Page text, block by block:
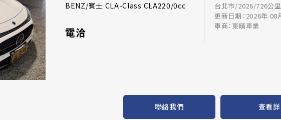
BENZ/賓士 CLA-Class CLA220/0cc
電洽
台北市/2026/726公里
更新日期：2026年 08
車商：東晴車業
聯絡我們 查看